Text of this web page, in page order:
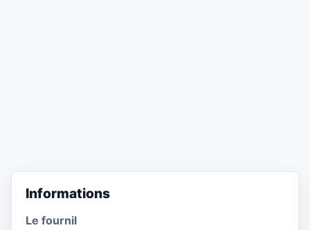
Informations
Le fournil